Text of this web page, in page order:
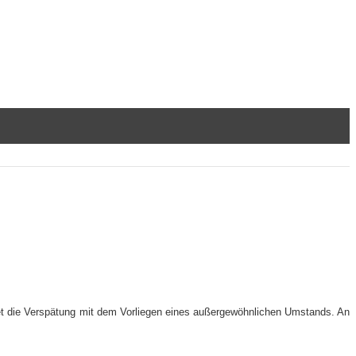
Verspätung mit dem Vorliegen eines außergewöhnlichen Umstands. An